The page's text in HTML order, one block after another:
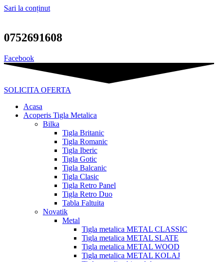
Sari la conținut
0752691608
Facebook
SOLICITA OFERTA
Acasa
Acoperis Tigla Metalica
Bilka
Tigla Britanic
Tigla Romanic
Tigla Iberic
Tigla Gotic
Tigla Balcanic
Tigla Clasic
Tigla Retro Panel
Tigla Retro Duo
Tabla Faltuita
Novatik
Metal
Tigla metalica METAL CLASSIC
Tigla metalica METAL SLATE
Tigla metalica METAL WOOD
Tigla metalica METAL KOLAJ